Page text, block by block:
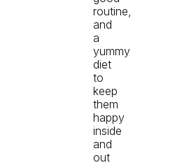
routine,
and
a
yummy
diet
to
keep
them
happy
inside
and
out